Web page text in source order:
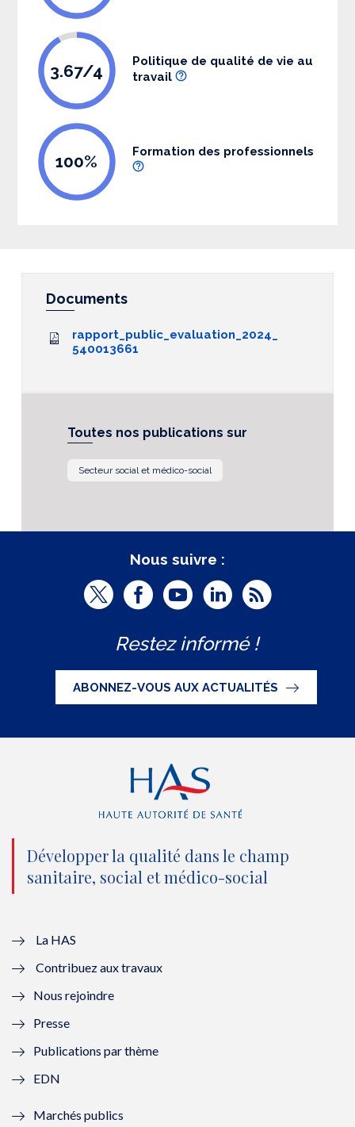
3.67/4
Politique de qualité de vie au
travail
100% Formation des professionnels
Documents
rapport_public_evaluation_2024_
540013661
Toutes nos publications sur
Secteur social et médico-social
Nous suivre :
T
i
t
t
e
n
o
u
l
l
f
F
c
e
b
o
o
k
(
n
o
e
e
Y
u
t
u
b
e
(
n
o
u
L
n
k
e
d
(
n
o
R
Restez informé !
ABONNEZ-VOUS AUX ACTUALITÉS
Développer la qualité dans le champ
sanitaire, social et médico-social
La HAS
Contribuez aux travaux
Nous rejoindre
Presse
Publications par thème
EDN
Marchés publics